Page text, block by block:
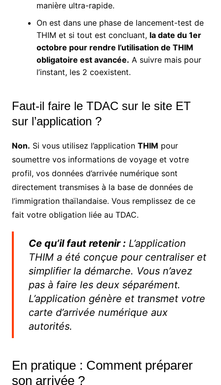
manière ultra-rapide.
On est dans une phase de lancement-test de
THIM et si tout est concluant, la date du 1er
octobre pour rendre l’utilisation de THIM
obligatoire est avancée. A suivre mais pour
l’instant, les 2 coexistent.
Faut-il faire le TDAC sur le site ET
sur l’application ?
Non. Si vous utilisez l’application THIM pour
soumettre vos informations de voyage et votre
profil, vos données d’arrivée numérique sont
directement transmises à la base de données de
l’immigration thaïlandaise. Vous remplissez de ce
fait votre obligation liée au TDAC.
Ce qu’il faut retenir :L’application
THIM a été conçue pour centraliser et
simplifier la démarche. Vous n’avez
pas à faire les deux séparément.
L’application génère et transmet votre
carte d’arrivée numérique aux
autorités.
En pratique : Comment préparer
son arrivée ?